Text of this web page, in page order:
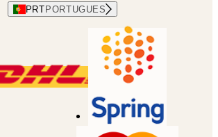
PRT PORTUGUES